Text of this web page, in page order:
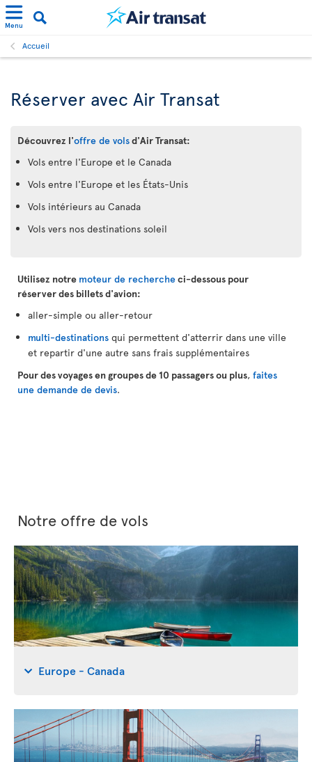
Menu
Accueil
Réserver avec Air Transat
Découvrez l'offre de volsd'Air Transat:
Vols entre l'Europe et le Canada
Vols entre l'Europe et les États-Unis
Vols intérieurs au Canada
Vols vers nos destinations soleil
Utilisez notre moteur de rechercheci-dessous pour
réserver des billets d'avion:
aller-simple ou aller-retour
multi-destinations qui permettent d'atterrir dans une ville
et repartir d'une autre sans frais supplémentaires
Pour des voyages en groupes de 10 passagers ou plus, faites
une demande de devis.
Notre offre de vols
Europe - Canada